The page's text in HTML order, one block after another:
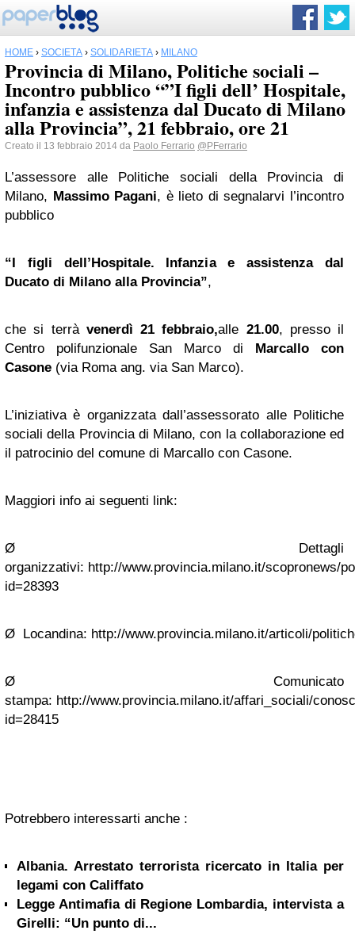
HOME › SOCIETÀ › SOLIDARIETÀ › MILANO
Provincia di Milano, Politiche sociali –
Incontro pubblico “”I figli dell’ Hospitale,
infanzia e assistenza dal Ducato di Milano
alla Provincia”, 21 febbraio, ore 21
Creato il 13 febbraio 2014 da Paolo Ferrario @PFerrario
L’assessore alle Politiche sociali della Provincia di
Milano, Massimo Pagani, è lieto di segnalarvi l’incontro
pubblico
“I figli dell’Hospitale. Infanzia e assistenza dal
Ducato di Milano alla Provincia”,
che si terrà venerdì 21 febbraio,alle 21.00, presso il
Centro polifunzionale San Marco
di Marcallo con
Casone (via Roma ang. via San Marco).
L’iniziativa è organizzata dall’assessorato alle Politiche
sociali della Provincia di Milano, con la collaborazione ed
il patrocinio del comune di Marcallo con Casone.
Maggiori info ai seguenti link:
Ø
Dettagli
organizzativi: http://www.provincia.milano.it/scopronews/
id=28393
Ø Locandina: http://www.provincia.milano.it/articoli/
Ø
Comunicato
stampa: http://www.provincia.milano.it/affari_sociali/
id=28415
Potrebbero interessarti anche :
Albania. Arrestato terrorista ricercato in Italia per
legami con Califfato
Legge Antimafia di Regione Lombardia, intervista a
Girelli: “Un punto di...